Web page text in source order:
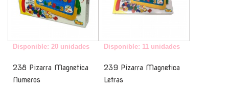
Disponible: 20 unidades
238 Pizarra Magnetica
Numeros
Disponible: 11 unidades
239 Pizarra Magnetica
Letras